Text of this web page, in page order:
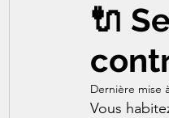
🔌
Dernière mise
Vous